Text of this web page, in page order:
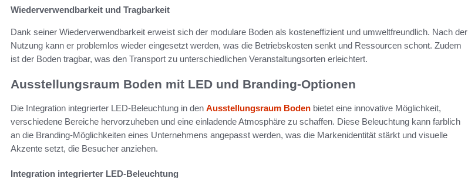
Wiederverwendbarkeit und Tragbarkeit
Dank seiner Wiederverwendbarkeit erweist sich der modulare Boden als kosteneffizient und umweltfreundlich. Nach der
Nutzung kann er problemlos wieder eingesetzt werden, was die Betriebskosten senkt und Ressourcen schont. Zudem
ist der Boden tragbar, was den Transport zu unterschiedlichen Veranstaltungsorten erleichtert.
Ausstellungsraum Boden mit LED und Branding-Optionen
Die Integration integrierter LED-Beleuchtung in den Ausstellungsraum Boden bietet eine innovative Möglichkeit,
verschiedene Bereiche hervorzuheben und eine einladende Atmosphäre zu schaffen. Diese Beleuchtung kann farblich
an die Branding-Möglichkeiten eines Unternehmens angepasst werden, was die Markenidentität stärkt und visuelle
Akzente setzt, die Besucher anziehen.
Integration integrierter LED-Beleuchtung